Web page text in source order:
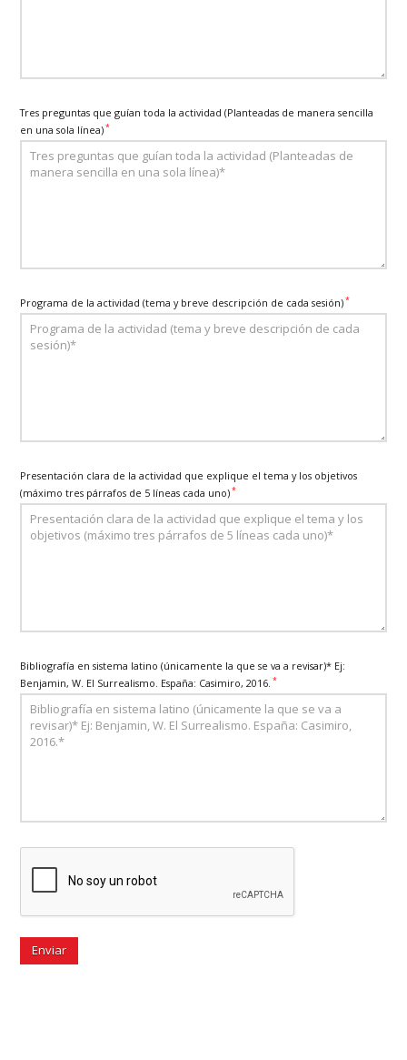
Tres preguntas que guían toda la actividad (Planteadas de manera sencilla
en una sola línea)*
Programa de la actividad (tema y breve descripción de cada sesión)*
Presentación clara de la actividad que explique el tema y los objetivos
(máximo tres párrafos de 5 líneas cada uno)*
Bibliografía en sistema latino (únicamente la que se va a revisar)* Ej:
Benjamin, W. El Surrealismo. España: Casimiro, 2016. *